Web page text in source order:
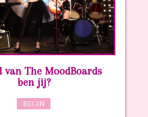
van The MoodBoards
ben jij?
BEGIN